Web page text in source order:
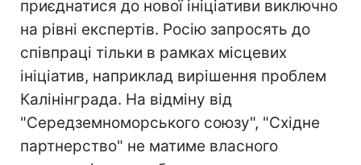
приєднатися до нової ініціативи виключно
на рівні експертів. Росію запросять до
співпраці тільки в рамках місцевих
ініціатив, наприклад вирішення проблем
Калінінграда. На відміну від
"Середземноморського союзу", "Східне
партнерство" не матиме власного